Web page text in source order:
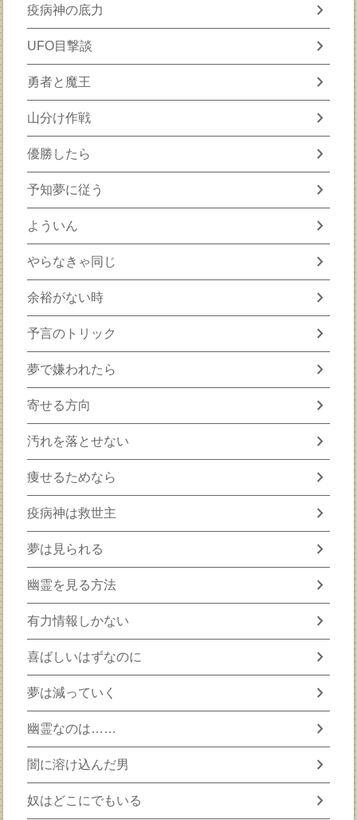
疫病神の底力 chevron_right
UFO目撃談 chevron_right
勇者と魔王 chevron_right
山分け作戦 chevron_right
優勝したら chevron_right
予知夢に従う chevron_right
よういん chevron_right
やらなきゃ同じ chevron_right
余裕がない時 chevron_right
予言のトリック chevron_right
夢で嫌われたら chevron_right
寄せる方向 chevron_right
汚れを落とせない chevron_right
痩せるためなら chevron_right
疫病神は救世主 chevron_right
夢は見られる chevron_right
幽霊を見る方法 chevron_right
有力情報しかない chevron_right
喜ばしいはずなのに chevron_right
夢は減っていく chevron_right
幽霊なのは…… chevron_right
闇に溶け込んだ男 chevron_right
奴はどこにでもいる chevron_right